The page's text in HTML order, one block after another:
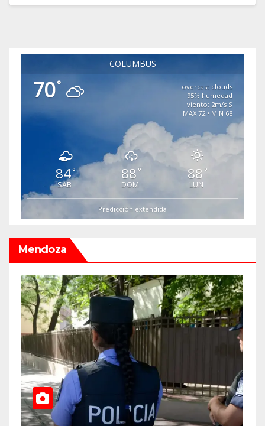
COLUMBUS
70°
overcast clouds
95% humedad
viento: 2m/s S
MAX 72 • MIN 68
84°
SAB
88 °
DOM
88 °
LUN
Predicción extendida
Mendoza